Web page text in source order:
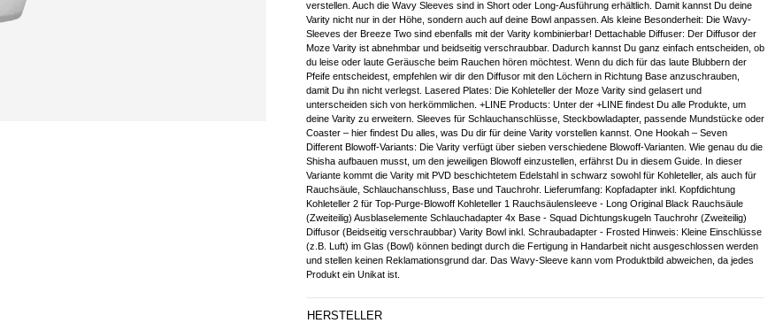
verstellen. Auch die Wavy Sleeves sind in Short oder Long-Ausführung erhältlich. Damit kannst Du deine
Varity nicht nur in der Höhe, sondern auch auf deine Bowl anpassen. Als kleine Besonderheit: Die Wavy-
Sleeves der Breeze Two sind ebenfalls mit der Varity kombinierbar! Dettachable Diffuser: Der Diffusor der
Moze Varity ist abnehmbar und beidseitig verschraubbar. Dadurch kannst Du ganz einfach entscheiden, ob
du leise oder laute Geräusche beim Rauchen hören möchtest. Wenn du dich für das laute Blubbern der
Pfeife entscheidest, empfehlen wir dir den Diffusor mit den Löchern in Richtung Base anzuschrauben,
damit Du ihn nicht verlegst. Lasered Plates: Die Kohleteller der Moze Varity sind gelasert und
unterscheiden sich von herkömmlichen. +LINE Products: Unter der +LINE findest Du alle Produkte, um
deine Varity zu erweitern. Sleeves für Schlauchanschlüsse, Steckbowladapter, passende Mundstücke oder
Coaster – hier findest Du alles, was Du dir für deine Varity vorstellen kannst. One Hookah – Seven
Different Blowoff-Variants: Die Varity verfügt über sieben verschiedene Blowoff-Varianten. Wie genau du die
Shisha aufbauen musst, um den jeweiligen Blowoff einzustellen, erfährst Du in diesem Guide. In dieser
Variante kommt die Varity mit PVD beschichtetem Edelstahl in schwarz sowohl für Kohleteller, als auch für
Rauchsäule, Schlauchanschluss, Base und Tauchrohr. Lieferumfang: Kopfadapter inkl. Kopfdichtung
Kohleteller 2 für Top-Purge-Blowoff Kohleteller 1 Rauchsäulensleeve - Long Original Black Rauchsäule
(Zweiteilig) Ausblaselemente Schlauchadapter 4x Base - Squad Dichtungskugeln Tauchrohr (Zweiteilig)
Diffusor (Beidseitig verschraubbar) Varity Bowl inkl. Schraubadapter - Frosted Hinweis: Kleine Einschlüsse
(z.B. Luft) im Glas (Bowl) können bedingt durch die Fertigung in Handarbeit nicht ausgeschlossen werden
und stellen keinen Reklamationsgrund dar. Das Wavy-Sleeve kann vom Produktbild abweichen, da jedes
Produkt ein Unikat ist.
HERSTELLER